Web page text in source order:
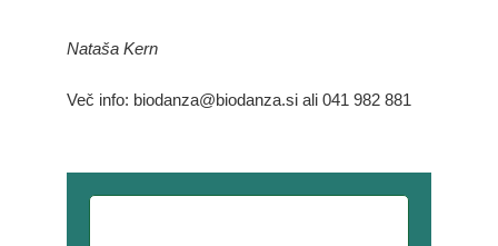
Nataša Kern
Več info: biodanza@biodanza.si ali 041 982 881